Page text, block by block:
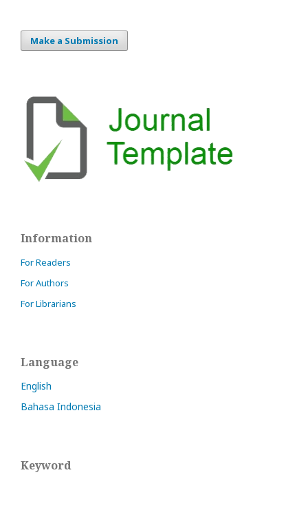
Make a Submission
Information
For Readers
For Authors
For Librarians
Language
English
Bahasa Indonesia
Keyword